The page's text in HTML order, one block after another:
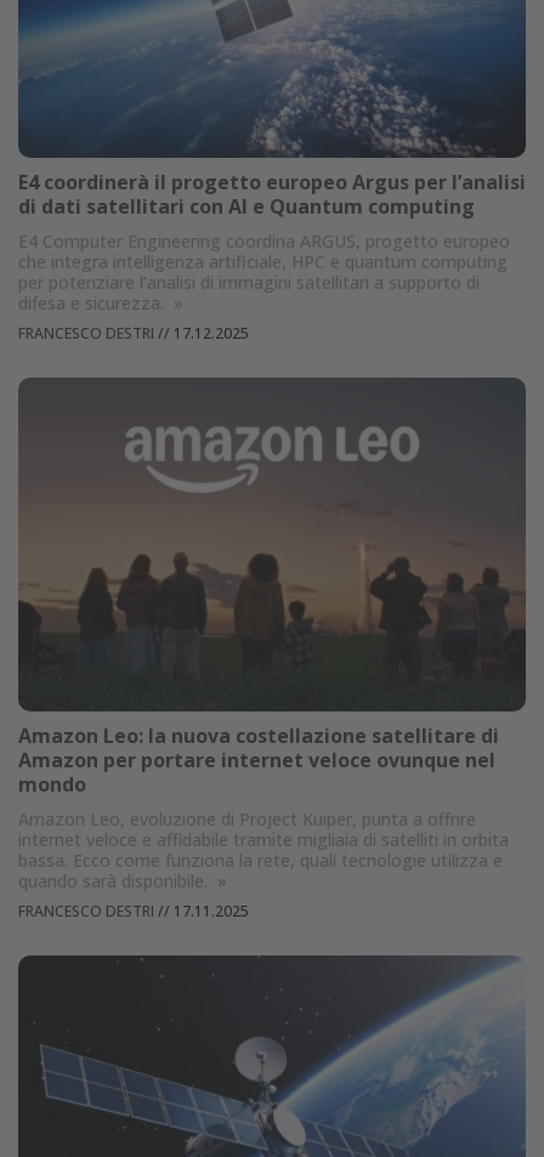
E4 coordinerà il progetto europeo Argus per l’analisi
di dati satellitari con AI e Quantum computing
E4 Computer Engineering coordina ARGUS, progetto europeo
che integra intelligenza artificiale, HPC e quantum computing
per potenziare l’analisi di immagini satellitari a supporto di
difesa e sicurezza. »
FRANCESCO DESTRI // 17.12.2025
Amazon Leo: la nuova costellazione satellitare di
Amazon per portare internet veloce ovunque nel
mondo
Amazon Leo, evoluzione di Project Kuiper, punta a offrire
internet veloce e affidabile tramite migliaia di satelliti in orbita
bassa. Ecco come funziona la rete, quali tecnologie utilizza e
quando sarà disponibile. »
FRANCESCO DESTRI // 17.11.2025